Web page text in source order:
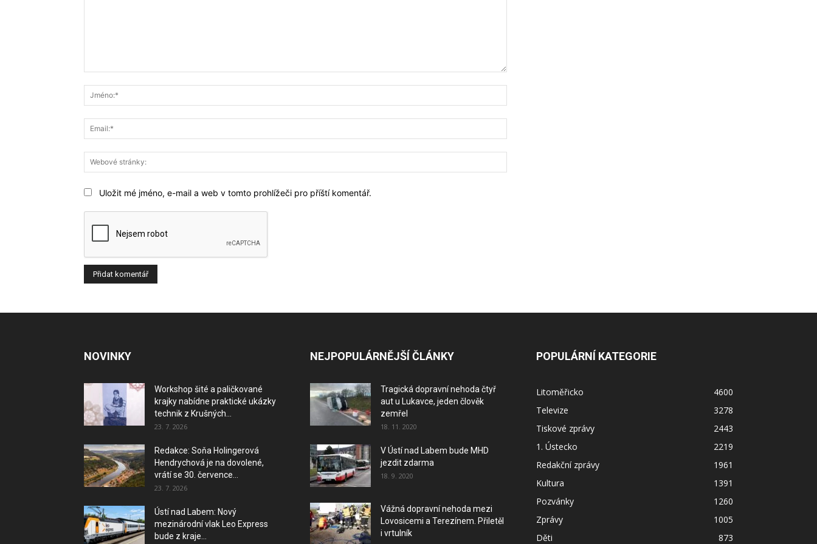
stránky:
Uložit mé jméno, e-mail a web v tomto prohlížeči pro příští komentář.
NOVINKY
Workshop šité a paličkované
krajky nabídne praktické ukázky
technik z Krušných...
23. 7. 2026
Redakce: Soňa Holingerová
Hendrychová je na dovolené,
vrátí se 30. července...
23. 7. 2026
Ústí nad Labem: Nový
mezinárodní vlak Leo Express
bude z kraje...
NEJPOPULÁRNĚJŠÍ ČLÁNKY
Tragická dopravní nehoda čtyř
aut u Lukavce, jeden člověk
zemřel
18. 11. 2020
V Ústí nad Labem bude MHD
jezdit zdarma
18. 9. 2020
Vážná dopravní nehoda mezi
Lovosicemi a Terezínem. Přiletěl
i vrtulník
POPULÁRNÍ KATEGORIE
Litoměřicko
4600
Televize
3278
Tiskové zprávy
2443
1. Ústecko
2219
Redakční zprávy
1961
Kultura
1391
Pozvánky
1260
Zprávy
1005
Děti
873